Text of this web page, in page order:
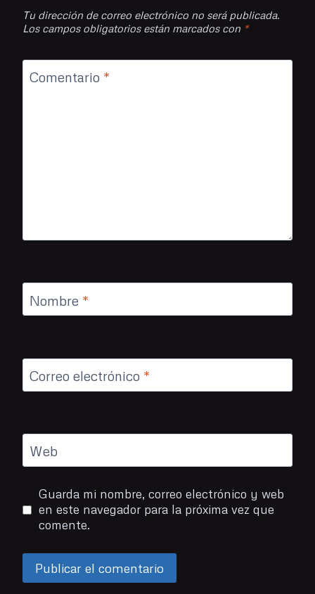
Tu dirección de correo electrónico no será publicada.
Los campos obligatorios están marcados con *
Comentario *
Nombre *
Correo electrónico *
Web
Guarda mi nombre, correo electrónico y web
en este navegador para la próxima vez que
comente.